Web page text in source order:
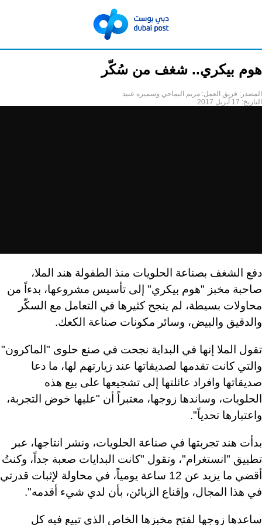
هوم بيكري.. شغف من سُكّر
المصدر: فريق العمل: مريم اليماحي وسميره عبيد
التاريخ: 17 أبريل 2017
دفع الشغف بصناعة الحلويات منذ الطفولة هند الملا،
صاحبة مخبز "هوم بيكري" إلى تأسيس مشروعها، بدءاً من
محاولات بسيطة، لم ينجح كثيرها في التعامل مع السكّر
والدقيق والبيض، وسائر مكونات صناعة الكعك.
تقول الملا إنها في البداية نجحت في صنع حلوى "الماكرون"
والتي كانت تقدمها لصديقاتها عند زيارتهم لها، ما دعا
صديقاتها وافراد عائلتها إلى تشجيعها على بيع هذه
الحلويات، وساندها زوجها، معتبراً أن "عليها خوض التجربة،
واعتبارها تحدياً".
بدأت هند تجربتها في صناعة الحلويات، ونشر انتاجها، عبر
تطبيق "انستغرام"، وتقول "كانت البدايات صعبة جداً، وكنتُ
أقضي ما يزيد عن 12 ساعة يومياً، في محاولة لإثبات قدرتي
في هذا المجال، وإقناع الزبائن، بأن لدي شيء أقدمه".
ساعدها زوجها لفتح مخبزها الخاص الذي تبيع فيه كل